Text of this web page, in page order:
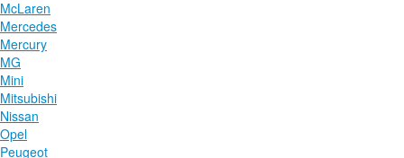
McLaren
Mercedes
Mercury
MG
Mini
Mitsubishi
Nissan
Opel
Peugeot